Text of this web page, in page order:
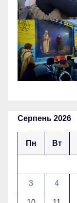
Серпень 2026
Пн Вт
3 4